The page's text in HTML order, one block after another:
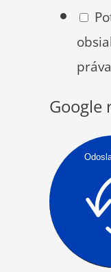
Google